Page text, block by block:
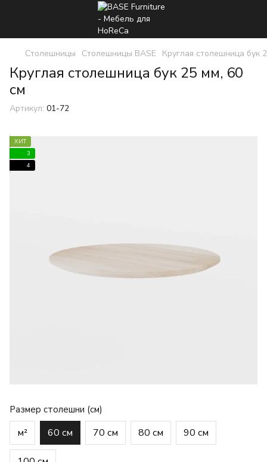
Столешницы Столешницы BASE Круглая столешница бук
Круглая столешница бук 25 мм, 60
см
Артикул: 01-72
ХИТ
3
4
Размер столешни (см)
м² 60 см 70 см 80 см 90 см